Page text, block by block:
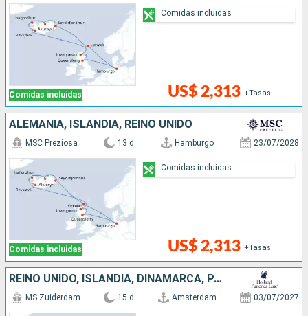
Comidas incluidas US$ 2,313 +Tasas
Comidas incluidas
ALEMANIA, ISLANDIA, REINO UNIDO
Comidas incluidas
MSC Preziosa 13 d Hamburgo 23/07/2028
US$ 2,313 +Tasas
Comidas incluidas
REINO UNIDO, ISLANDIA, DINAMARCA, PAISES BAJOS
MS Zuiderdam 15 d Amsterdam 03/07/2027